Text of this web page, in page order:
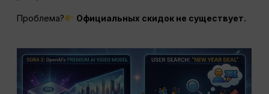
Проблема? Официальных скидок не существует.